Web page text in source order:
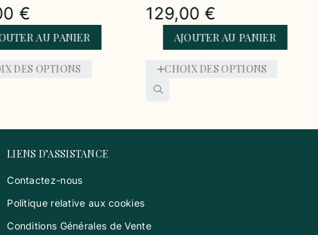
€
AJOUTER AU PANIER
CHOIX DES OPTIONS
LIENS D’ASSISTANCE
Contactez-nous
Politique relative aux cookies
Conditions Générales de Vente